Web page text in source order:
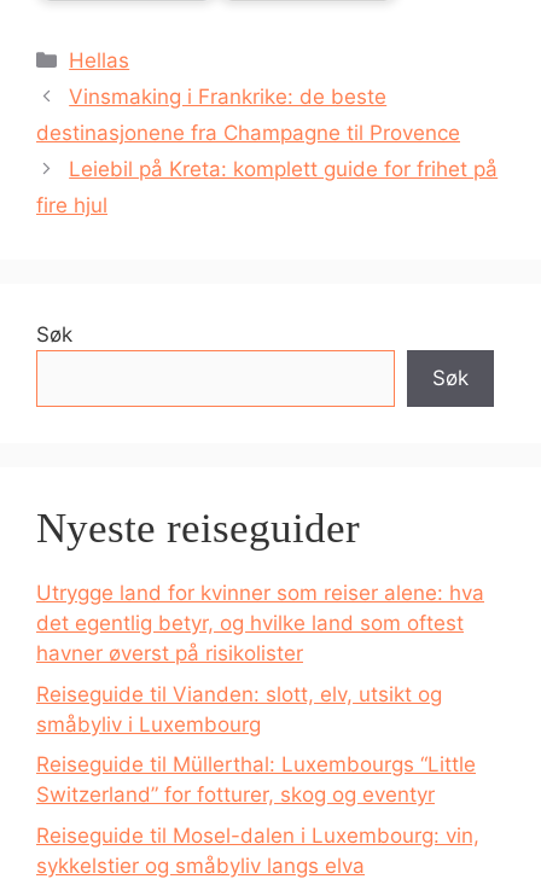
Kategorier
Hellas
Vinsmaking i Frankrike: de beste
destinasjonene fra Champagne til Provence
Leiebil på Kreta: komplett guide for frihet på
fire hjul
Søk
Søk
Nyeste reiseguider
Utrygge land for kvinner som reiser alene: hva
det egentlig betyr, og hvilke land som oftest
havner øverst på risikolister
Reiseguide til Vianden: slott, elv, utsikt og
småbyliv i Luxembourg
Reiseguide til Müllerthal: Luxembourgs “Little
Switzerland” for fotturer, skog og eventyr
Reiseguide til Mosel-dalen i Luxembourg: vin,
sykkelstier og småbyliv langs elva